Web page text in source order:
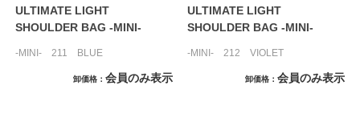
ULTIMATE LIGHT
SHOULDER BAG -MINI-
-MINI- 211 BLUE
卸価格 会員のみ表示
ULTIMATE LIGHT
SHOULDER BAG -MINI-
-MINI- 212 VIOLET
卸価格 会員のみ表示